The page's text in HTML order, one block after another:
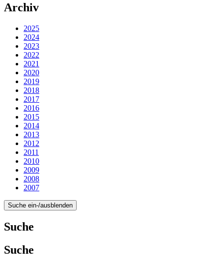
Archiv
2025
2024
2023
2022
2021
2020
2019
2018
2017
2016
2015
2014
2013
2012
2011
2010
2009
2008
2007
Suche ein-/ausblenden
Suche
Suche